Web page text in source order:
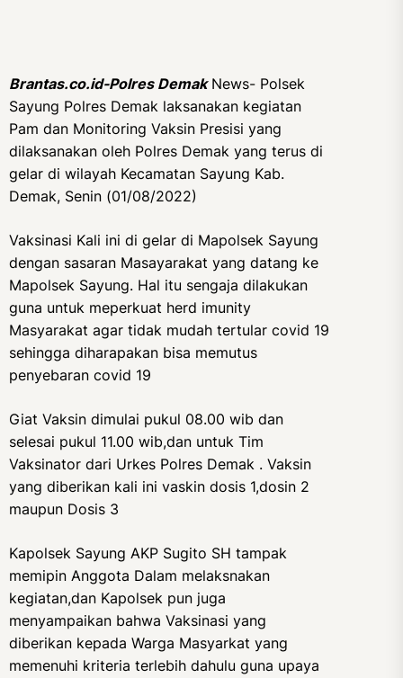
Brantas.co.id-Polres DemakNews- Polsek
Sayung Polres Demak laksanakan kegiatan
Pam dan Monitoring Vaksin Presisi yang
dilaksanakan oleh Polres Demak yang terus di
gelar di wilayah Kecamatan Sayung Kab.
Demak, Senin (01/08/2022)
Vaksinasi Kali ini di gelar di Mapolsek Sayung
dengan sasaran Masayarakat yang datang ke
Mapolsek Sayung. Hal itu sengaja dilakukan
guna untuk meperkuat herd imunity
Masyarakat agar tidak mudah tertular covid 19
sehingga diharapakan bisa memutus
penyebaran covid 19
Giat Vaksin dimulai pukul 08.00 wib dan
selesai pukul 11.00 wib,dan untuk Tim
Vaksinator dari Urkes Polres Demak . Vaksin
yang diberikan kali ini vaskin dosis 1,dosin 2
maupun Dosis 3
Kapolsek Sayung AKP Sugito SH tampak
memipin Anggota Dalam melaksnakan
kegiatan,dan Kapolsek pun juga
menyampaikan bahwa Vaksinasi yang
diberikan kepada Warga Masyarkat yang
memenuhi kriteria terlebih dahulu guna upaya